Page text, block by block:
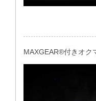
MAXGEAR®付きオク